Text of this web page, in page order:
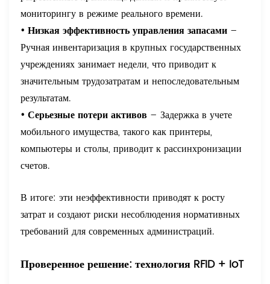
мониторингу в режиме реального времени.
• Низкая эффективность управления запасами –
Ручная инвентаризация в крупных государственных
учреждениях занимает недели, что приводит к
значительным трудозатратам и непоследовательным
результатам.
• Серьезные потери активов – Задержка в учете
мобильного имущества, такого как принтеры,
компьютеры и столы, приводит к рассинхронизации
счетов.
В итоге: эти неэффективности приводят к росту
затрат и создают риски несоблюдения нормативных
требований для современных администраций.
Проверенное решение: технология RFID + IoT